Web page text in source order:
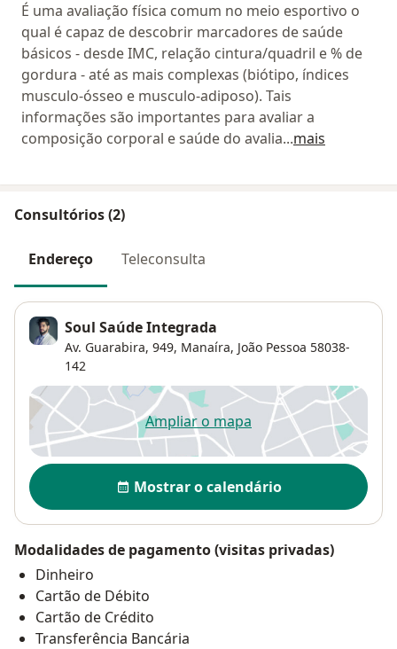
É uma avaliação física comum no meio esportivo o
qual é capaz de descobrir marcadores de saúde
básicos - desde IMC, relação cintura/quadril e % de
gordura - até as mais complexas (biótipo, índices
musculo-ósseo e musculo-adiposo). Tais
informações são importantes para avaliar a
composição corporal e saúde do avalia...mais
Consultórios (2)
Endereço Teleconsulta
Soul Saúde Integrada
Av. Guarabira, 949, Manaíra, João Pessoa 58038-
142
Ampliar o mapaabre num novo separador
Disponibilidade
Mostrar o calendário
Modalidades de pagamento (visitas privadas)
Dinheiro
Cartão de Débito
Cartão de Crédito
Transferência Bancária